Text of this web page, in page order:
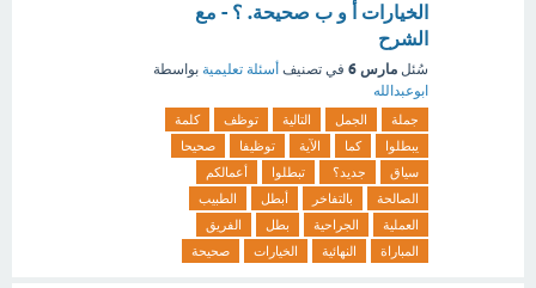
الخيارات أ و ب صحيحة. ؟ - مع
الشرح
سُئل مارس 6 في تصنيف أسئلة تعليمية بواسطة
ابوعبدالله
جملة الجمل التالية توظف
كلمة
يبطلوا
كما الآية توظيفا
صحيحا
سياق
جديد؟ تبطلوا
أعمالكم
الصالحة
بالتفاخر أبطل
الطبيب
العملية
الجراحية بطل
الفريق
المباراة
النهائية الخيارات صحيحة